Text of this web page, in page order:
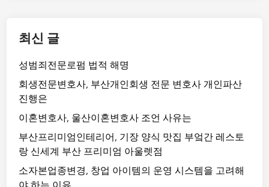
최신 글
성범죄전문로펌 법적 해명
회생전문변호사, 부산개인회생 전문 변호사 개인파산
진행은
이혼변호사, 울산이혼변호사 조언 사유는
부산프리미엄인테리어, 기장 양식 맛집 부엌간 레스토
랑 신세계 부산 프리미엄 아울렛점
소자본업종변경, 창업 아이템의 운영 시스템을 고려해
야 하는 이유